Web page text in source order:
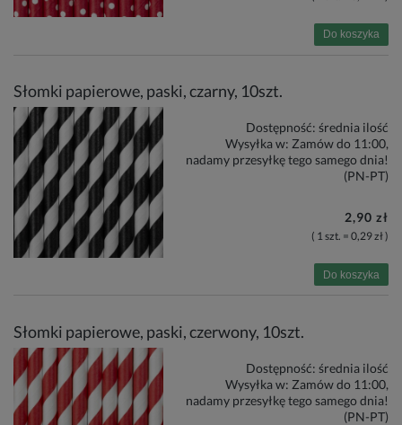
Do koszyka
Słomki papierowe, paski, czarny, 10szt.
Dostępność: średnia ilość
Wysyłka w: Zamów do 11:00,
nadamy przesyłkę tego samego dnia!
(PN-PT)
2,90 zł
( 1 szt. = 0,29 zł )
Do koszyka
Słomki papierowe, paski, czerwony, 10szt.
Dostępność: średnia ilość
Wysyłka w: Zamów do 11:00,
nadamy przesyłkę tego samego dnia!
(PN-PT)